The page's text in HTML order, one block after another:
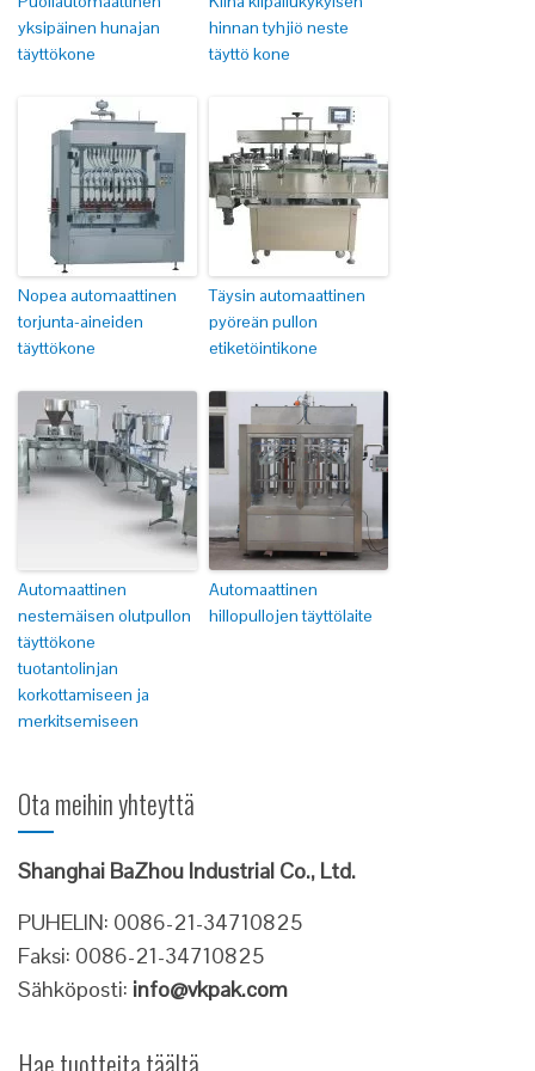
yksipäinen hunajan
täyttökone
hinnan tyhjiö neste
täyttö kone
Nopea automaattinen
torjunta-aineiden
täyttökone
Täysin automaattinen
pyöreän pullon
etiketöintikone
Automaattinen
nestemäisen olutpullon
täyttökone
tuotantolinjan
korkottamiseen ja
merkitsemiseen
Automaattinen
hillopullojen täyttölaite
Ota meihin yhteyttä
Shanghai BaZhou Industrial Co., Ltd.
PUHELIN: 0086-21-34710825
Faksi: 0086-21-34710825
Sähköposti: info@vkpak.com